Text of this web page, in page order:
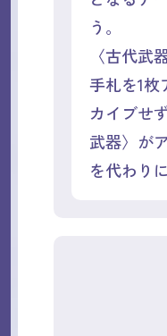
う。
〈古代
手札を1
カイブせ
武器〉が
を代わり